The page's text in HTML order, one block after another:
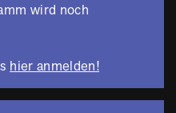
wird noch
hier anmelden!